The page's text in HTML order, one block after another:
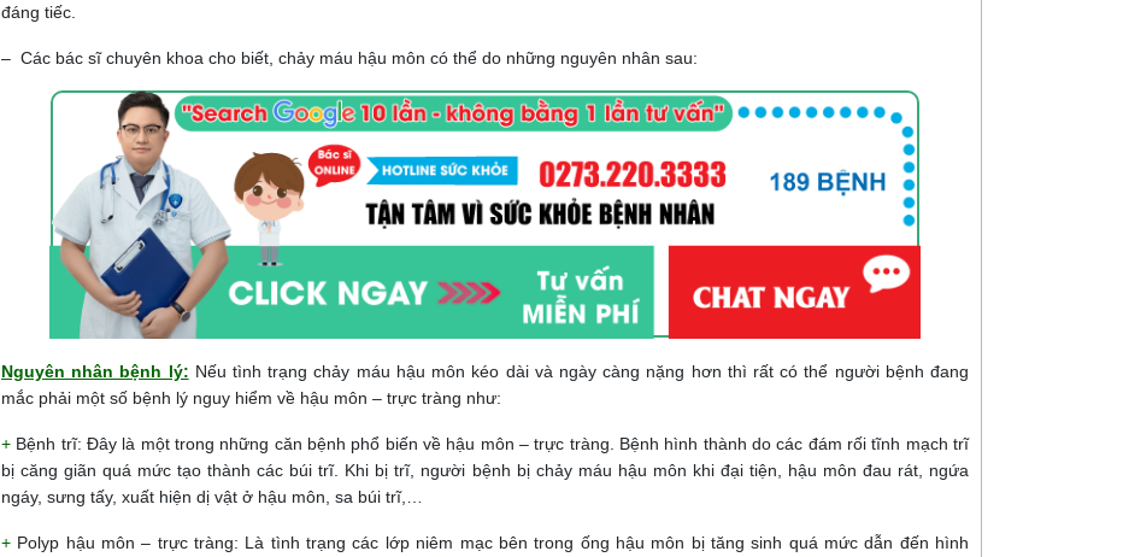
đáng tiếc.
– Các bác sĩ chuyên khoa cho biết, chảy máu hậu môn có thể do những nguyên nhân sau:
Nguyên nhân bệnh lý: Nếu tình trạng chảy máu hậu môn kéo dài và ngày càng nặng hơn thì rất có thể người bệnh đang
mắc phải một số bệnh lý nguy hiểm về hậu môn – trực tràng như:
+ Bệnh trĩ: Đây là một trong những căn bệnh phổ biến về hậu môn – trực tràng. Bệnh hình thành do các đám rối tĩnh mạch trĩ
bị căng giãn quá mức tạo thành các búi trĩ. Khi bị trĩ, người bệnh bị chảy máu hậu môn khi đại tiện, hậu môn đau rát, ngứa
ngáy, sưng tấy, xuất hiện dị vật ở hậu môn, sa búi trĩ,…
+ Polyp hậu môn – trực tràng: Là tình trạng các lớp niêm mạc bên trong ống hậu môn bị tăng sinh quá mức dẫn đến hình